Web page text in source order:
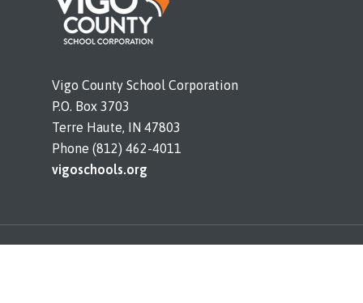
Vigo County School Corporation
P.O. Box 3703
Terre Haute, IN 47803
Phone (812) 462-4011
vigoschools.org